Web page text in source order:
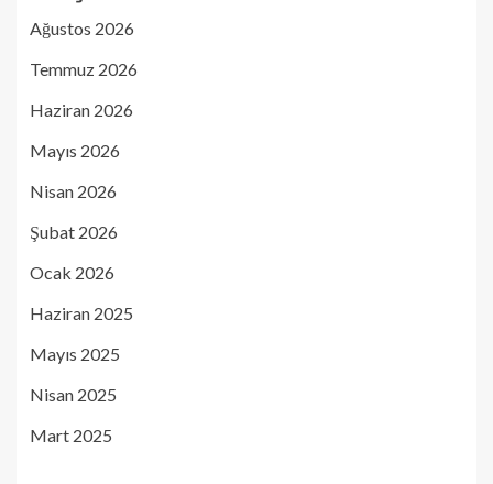
Ağustos 2026
Temmuz 2026
Haziran 2026
Mayıs 2026
Nisan 2026
Şubat 2026
Ocak 2026
Haziran 2025
Mayıs 2025
Nisan 2025
Mart 2025